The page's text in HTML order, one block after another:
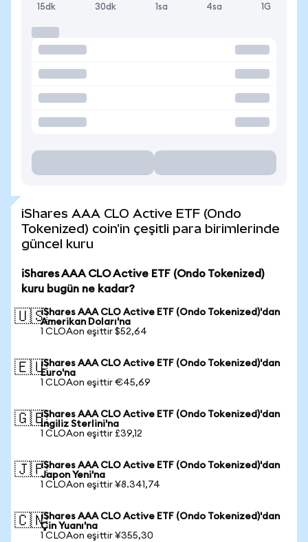
15dk 30dk 1sa 4sa 1G
iShares AAA CLO Active ETF (Ondo
Tokenized) coin'in çeşitli para birimlerinde
güncel kuru
iShares AAA CLO Active ETF (Ondo Tokenized)
kuru bugün ne kadar?
🇺🇸iShares AAA CLO Active ETF (Ondo Tokenized)'dan
Amerikan Doları'na
1 CLOAon eşittir $52,64
🇪🇺iShares AAA CLO Active ETF (Ondo Tokenized)'dan
Euro'na
1 CLOAon eşittir €45,69
🇬🇧iShares AAA CLO Active ETF (Ondo Tokenized)'dan
İngiliz Sterlini'na
1 CLOAon eşittir £39,12
🇯🇵iShares AAA CLO Active ETF (Ondo Tokenized)'dan
Japon Yeni'na
1 CLOAon eşittir ¥8.341,74
🇨🇳iShares AAA CLO Active ETF (Ondo Tokenized)'dan
Çin Yuanı'na
1 CLOAon eşittir ¥355,30